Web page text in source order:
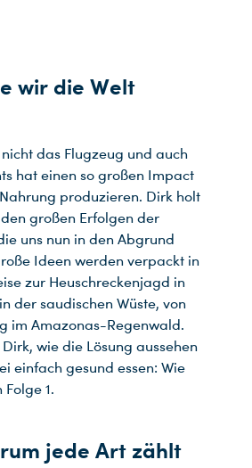
wir die Welt
das Flugzeug und auch
hat einen so großen Impact
produzieren. Dirk holt
großen Erfolgen der
uns nun in den Abgrund
Ideen werden verpackt in
zur Heuschreckenjagd in
der saudischen Wüste, von
im Amazonas-Regenwald.
wie die Lösung aussehen
einfach gesund essen: Wie
1.
jede Art zählt